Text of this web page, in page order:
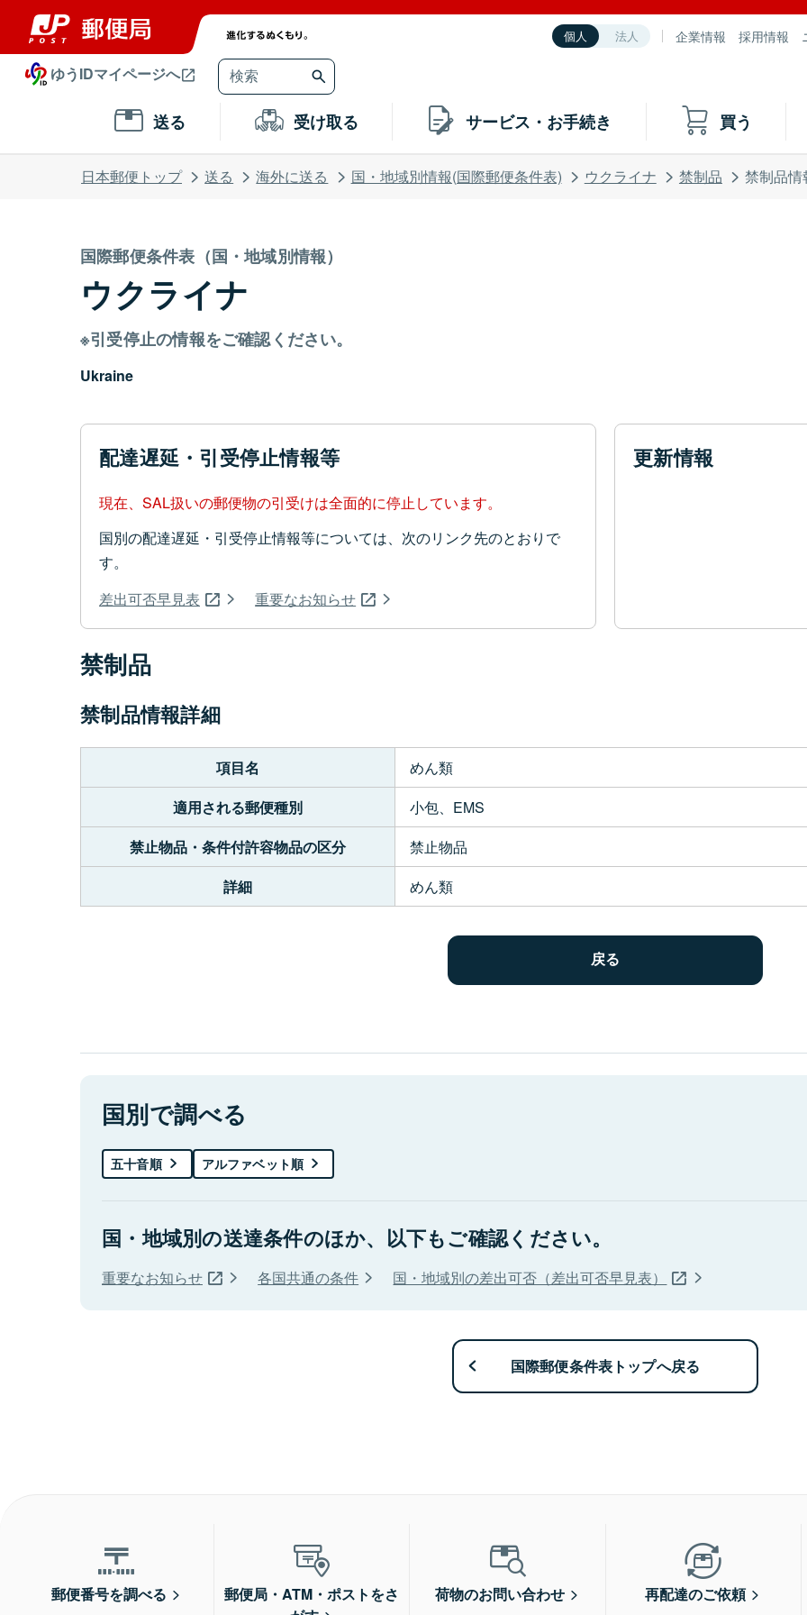
個人 法人 企業情報 採用情報
ゆうIDマイページへ
送る 受け取る サービス・お手続き 買う
日本郵便トップ 送る 海外に送る 国・地域別情報(国際郵便条件表) ウクライナ 禁制品 禁制品情
国際郵便条件表（国・地域別情報）
ウクライナ
※引受停止の情報をご確認ください。
Ukraine
配達遅延・引受停止情報等
現在、SAL扱いの郵便物の引受けは全面的に停止しています。
国別の配達遅延・引受停止情報等については、次のリンク先のとおりで
す。
差出可否早見表
重要なお知らせ
更新情報
禁制品
禁制品情報詳細
項目名
めん類
適用される郵便種別
小包、EMS
禁止物品・条件付許容物品の区分
禁止物品
詳細
めん類
国別で調べる
五十音順 アルファベット順
国・地域別の送達条件のほか、以下もご確認ください。
重要なお知らせ 各国共通の条件 国・地域別の差出可否（差出可否早見表）
国際郵便条件表トップへ戻る
郵便番号を調べる
郵便局・ATM・ポストをさ
荷物のお問い合わせ 再配達のご依頼